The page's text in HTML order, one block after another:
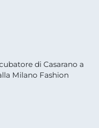
di Casarano a
Milano Fashion